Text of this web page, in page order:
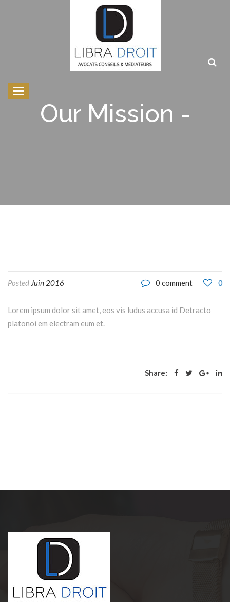
Toggle
navigationOur Mission -
Posted Juin 2016 0 comment 0
Lorem ipsum dolor sit amet, eos vis ludus accusa id Detracto
platonoi em electram eum et.
Share: